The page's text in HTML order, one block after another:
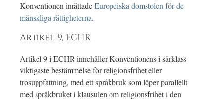
Konventionen inrättadeEuropeiska domstolen för de
mänskliga rättigheterna.
Artikel 9, ECHR
Artikel 9 i ECHR innehåller Konventionens i särklass
viktigaste bestämmelse för religionsfrihet eller
trosuppfattning, med ett språkbruk som löper parallellt
med språkbruket i klausulen om religionsfrihet i den